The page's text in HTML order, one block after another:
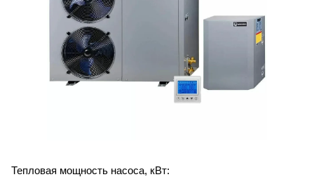
Тепловая мощность насоса, кВт: